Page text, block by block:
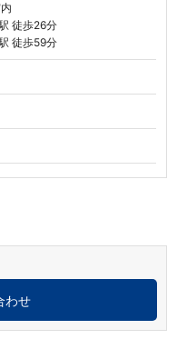
徒歩26分
徒歩59分
わせ